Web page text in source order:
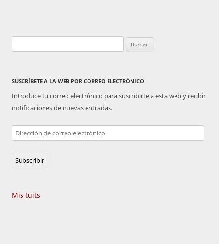
SUSCRÍBETE A LA WEB POR CORREO ELECTRÓNICO
Introduce tu correo electrónico para suscribirte a esta web y recibir
notificaciones de nuevas entradas.
Dirección
de
correo
electrónico
Subscribir
Mis tuits